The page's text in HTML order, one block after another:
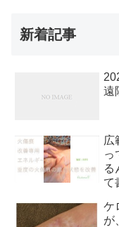
新着記事
遠
広
っ
る
て
ケ
が